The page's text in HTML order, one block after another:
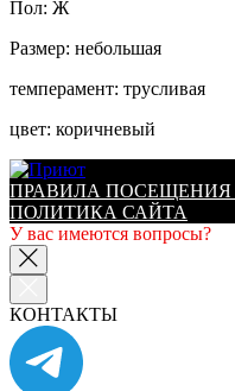
Пол: Ж
Размер: небольшая
темперамент: трусливая
цвет: коричневый
ПРАВИЛА
ПОЛИТИКА САЙТА
У вас имеются вопросы?
КОНТАКТЫ